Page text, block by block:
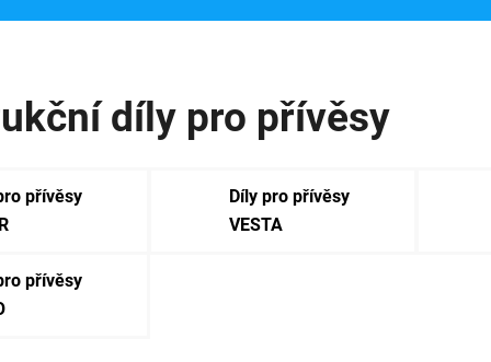
díly pro přívěsy
přívěsy
Díly pro přívěsy
VESTA
přívěsy